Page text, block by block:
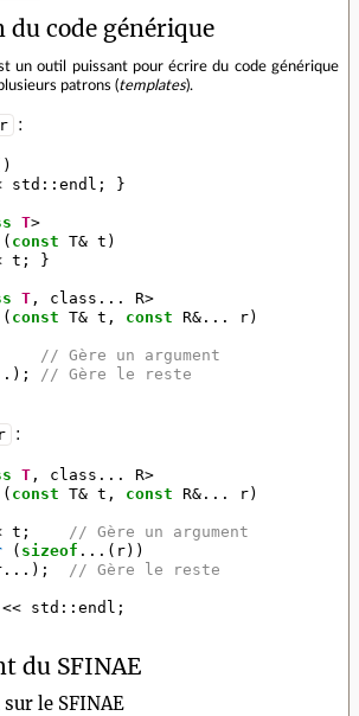
code générique
un outil puissant pour écrire du code générique
patrons (templates).
:
std :: endl ; }
T>
( const T& t )
t ; }
T , class ... R>
( const T& t , const R& ... r)
// Gère un argument
// Gère le reste
:
T , class ... R>
( const T& t , const R& ... r)
t ;
// Gère un argument
( sizeof ...( r))
...);
// Gère le reste
<< std :: endl ;
du SFINAE
le SFINAE